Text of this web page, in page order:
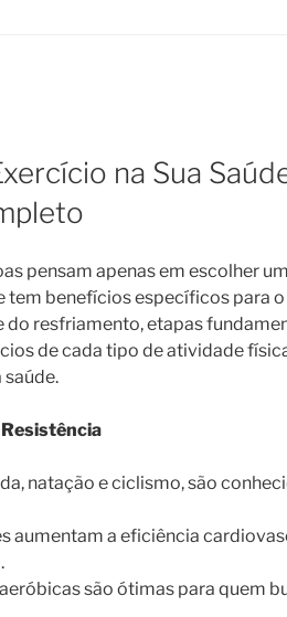
na Sua
pensam apenas em escolher
tem benefícios específicos para
resfriamento, etapas
de cada tipo de atividade
natação e ciclismo, são
aumentam a eficiência
são ótimas para quem